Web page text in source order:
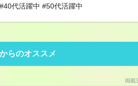
代活躍中 #50代活躍中
らのオススメ
掲載